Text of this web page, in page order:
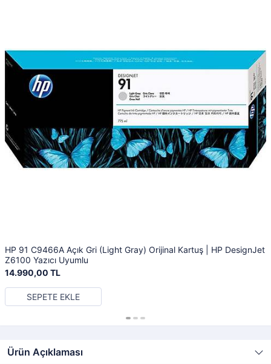
HP 91 C9466A Açık Gri (Light Gray) Orijinal Kartuş | HP DesignJet
Z6100 Yazıcı Uyumlu
14.990,00 TL
SEPETE EKLE
Ürün Açıklaması